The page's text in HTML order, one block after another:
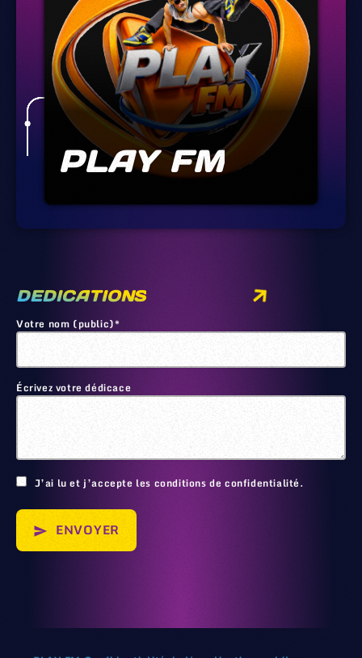
PLAY FM
DEDICATIONS
Votre nom (public)*
Écrivez votre dédicace
J’ai lu et j’accepte les conditions de confidentialité.
send ENVOYER